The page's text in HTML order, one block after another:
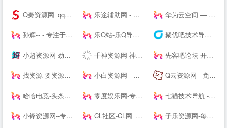
Q秦资源网_qq技术网_古圣资源网_乔合软件库_爱收集资源网_qq业务乐园_小刀娱乐网_qq资源网_流氓资源网_qq教程网-好东西不私藏我们专注分享 乐途辅助网 - 我爱辅助网_678辅助网-找辅助上乐途-最大游戏辅助网-热门辅助资源网 华为云空间 — 存于云间，尽享精彩
孙辉-- - 专注于各种焊接设备、电动缸营销和焊接技术分享交流-后花园笔记 乐Q站-乐Q导航网 聚优吧技术导航 - 汇聚国内优质资源技术教程网站
小超资源网-劲爆游戏辅助网_我爱辅助网_专注分享绿色软件 千神资源网-神一样的资源分享|游戏交流论坛 先客吧论坛-开放交流-极致分享
找资源-要资源就上找资源|专业提供,免费资源,活动资源,源码资源,励志打造全网最好最全的资源大全- 小白资源网 - 专业免费分享QQ技术资源，优质教程,辅助,QQ技术,以及其他日常信息,好货不私藏! Q云资源网 - 免费资源搜集分享平台!
哈哈电竞-头条快讯网，综合商业资讯报道 零度娱乐网-专注绿色软件与网络技术分享 七猫技术导航 - 学技术,找资源,从这里开始
小锋资源网--专注于优质资源分享,每天更新大量原创技术教程,线报活动,QQ技术、QQ资源、微信资源、宅男福利、网络热门、破解软件等... CL社区-CL网_专注于全网-挂机项目-免费项目-赚钱项目-游戏搬砖项目-活动线报-源码基地-副业-活动-软件-教程-致力于全网付费项目揭秘分享 子乐资源网-每日资源分享,活动线报,技术教程,网站源码,汇聚全网最新最热的资源网!